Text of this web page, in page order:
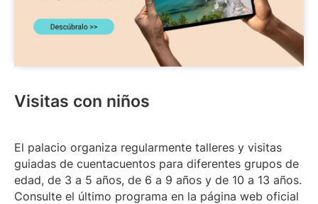
Visitas con niños
El palacio organiza regularmente talleres y visitas
guiadas de cuentacuentos para diferentes grupos de
edad, de 3 a 5 años, de 6 a 9 años y de 10 a 13 años.
Consulte el último programa en la página web oficial